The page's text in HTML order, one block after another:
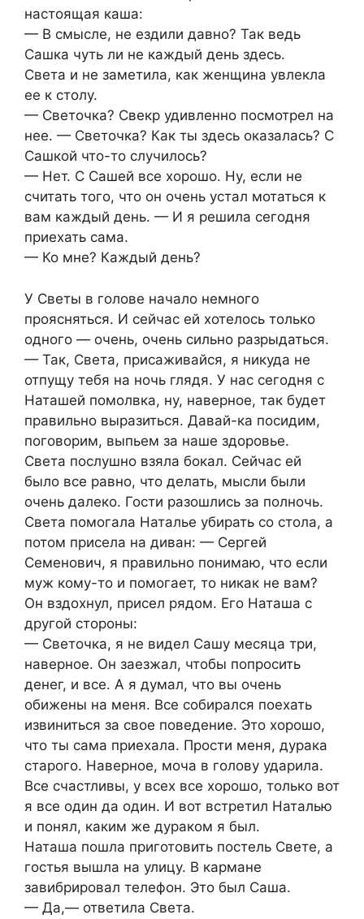
настоящая каша:
— В смысле, не ездили давно? Так ведь
Сашка чуть ли не каждый день здесь.
Света и не заметила, как женщина увлекла
ее к столу.
— Светочка? Свекр удивленно посмотрел на
нее. — Светочка? Как ты здесь оказалась? С
Сашкой что-то случилось?
— Нет. С Сашей все хорошо. Ну, если не
считать того, что он очень устал мотаться к
вам каждый день. — И я решила сегодня
приехать сама.
— Ко мне? Каждый день?
У Светы в голове начало немного
проясняться. И сейчас ей хотелось только
одного — очень, очень сильно разрыдаться.
— Так, Света, присаживайся, я никуда не
отпущу тебя на ночь глядя. У нас сегодня с
Наташей помолвка, ну, наверное, так будет
правильно выразиться. Давай-ка посидим,
поговорим, выпьем за наше здоровье.
Света послушно взяла бокал. Сейчас ей
было все равно, что делать, мысли были
очень далеко. Гости разошлись за полночь.
Света помогала Наталье убирать со стола, а
потом присела на диван: — Сергей
Семенович, я правильно понимаю, что если
муж кому-то и помогает, то никак не вам?
Он вздохнул, присел рядом. Его Наташа с
другой стороны:
— Светочка, я не видел Сашу месяца три,
наверное. Он заезжал, чтобы попросить
денег, и все. А я думал, что вы очень
обижены на меня. Все собирался поехать
извиниться за свое поведение. Это хорошо,
что ты сама приехала. Прости меня, дурака
старого. Наверное, моча в голову ударила.
Все счастливы, у всех все хорошо, только вот
я все один да один. И вот встретил Наталью
и понял, каким же дураком я был.
Наташа пошла приготовить постель Свете, а
гостья вышла на улицу. В кармане
завибрировал телефон. Это был Саша.
— Да,— ответила Света.